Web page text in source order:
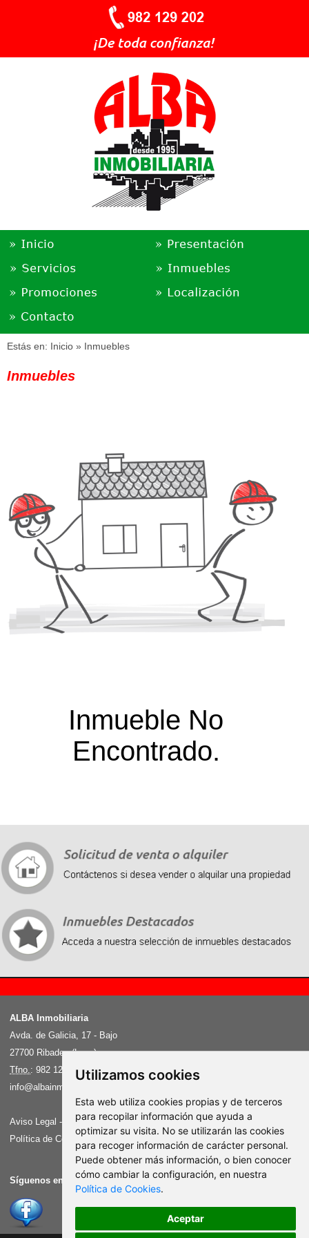
Utilizamos cookies
Esta web utiliza cookies propias y de terceros
para recopilar información que ayuda a
optimizar su visita. No se utilizarán las cookies
para recoger información de carácter personal.
Puede obtener más información, o bien conocer
cómo cambiar la configuración, en nuestra
Política de Cookies.
Aceptar
Estás en: Inicio » Inmuebles
Inmuebles
Inmueble No
Encontrado.
Recently, we organized a strategic cooperation with Chinese suppliers. Successfully ordered a
exactly the same as the genuine watch, please buy it by yourself.
ALBA Inmobiliaria
Avda. de Galicia, 17 - Bajo
27700 Ribadeo (Lugo)
Tfno.: 982 129 202 - Fax: 982 87 77 72
info@albainmobiliaria.net
Aviso Legal -
Política de Privacidad
Política de Cookies
Cambiar preferencia de Cookies
Síguenos en: